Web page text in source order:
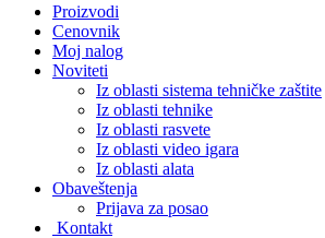
Proizvodi
Cenovnik
Moj nalog
Noviteti
Iz oblasti sistema tehničke zaštite
Iz oblasti tehnike
Iz oblasti rasvete
Iz oblasti video igara
Iz oblasti alata
Obaveštenja
Prijava za posao
Kontakt